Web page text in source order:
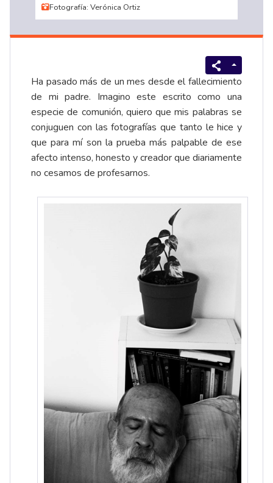
Fotografía: Verónica Ortiz
Ha pasado más de un mes desde el fallecimiento
de mi padre. Imagino este escrito como una
especie de comunión, quiero que mis palabras se
conjuguen con las fotografías que tanto le hice y
que para mí son la prueba más palpable de ese
afecto intenso, honesto y creador que diariamente
no cesamos de profesarnos.